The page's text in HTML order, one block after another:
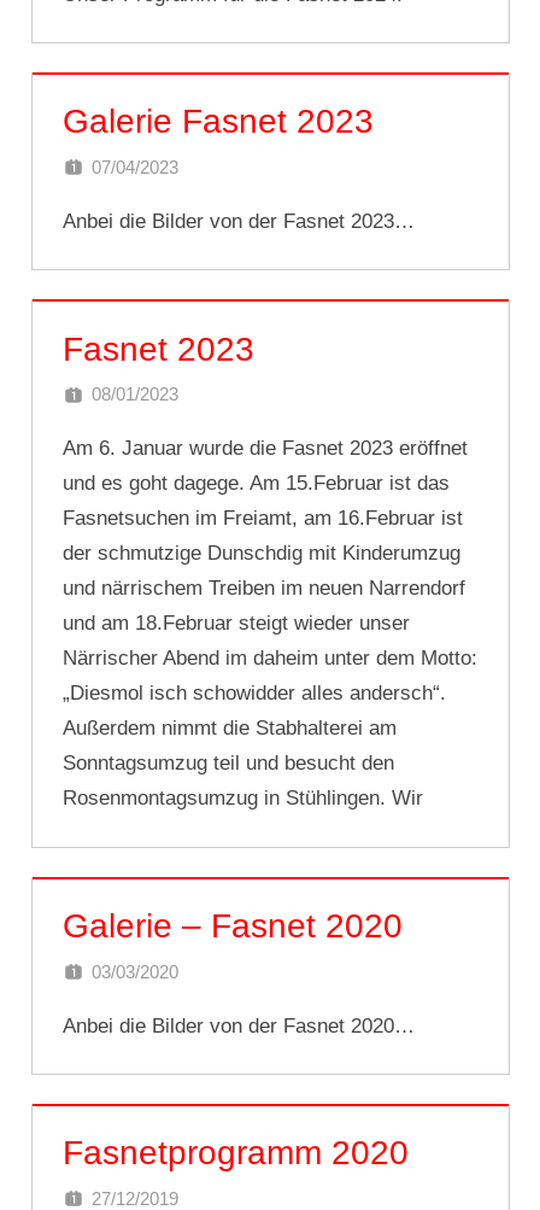
Galerie Fasnet 2023
07/04/2023
Anbei die Bilder von der Fasnet 2023…
Fasnet 2023
08/01/2023
Am 6. Januar wurde die Fasnet 2023 eröffnet
und es goht dagege. Am 15.Februar ist das
Fasnetsuchen im Freiamt, am 16.Februar ist
der schmutzige Dunschdig mit Kinderumzug
und närrischem Treiben im neuen Narrendorf
und am 18.Februar steigt wieder unser
Närrischer Abend im daheim unter dem Motto:
„Diesmol isch schowidder alles andersch“.
Außerdem nimmt die Stabhalterei am
Sonntagsumzug teil und besucht den
Rosenmontagsumzug in Stühlingen. Wir
Galerie – Fasnet 2020
03/03/2020
Anbei die Bilder von der Fasnet 2020…
Fasnetprogramm 2020
27/12/2019